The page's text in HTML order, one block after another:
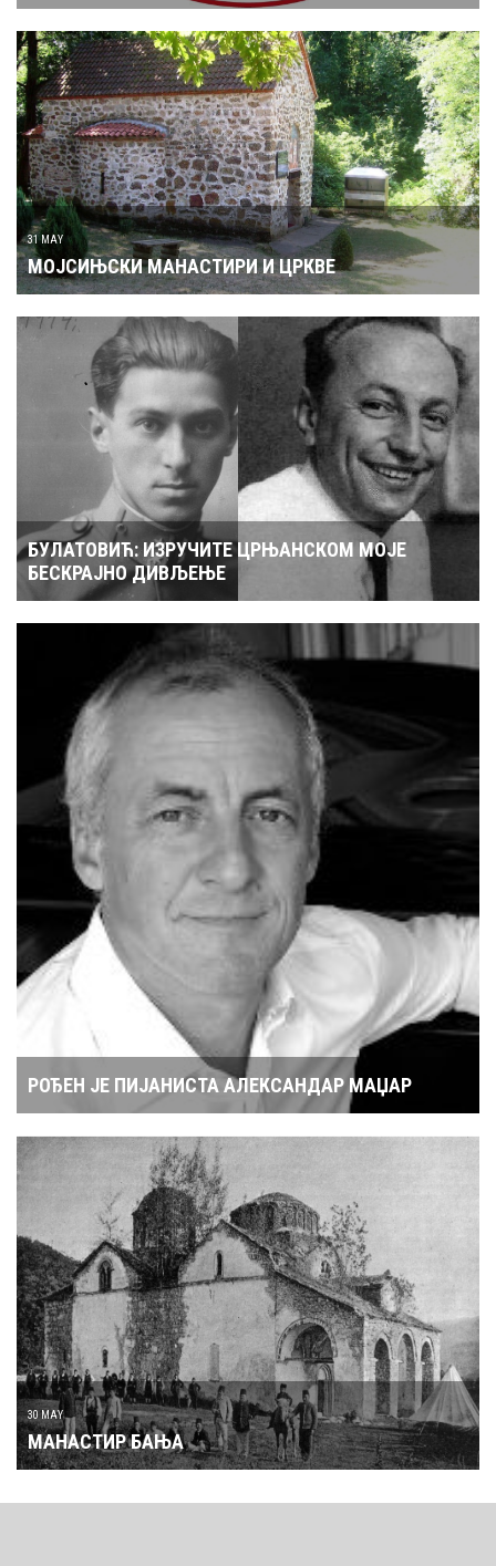
31 MAY
МОЈСИЊСКИ МАНАСТИРИ И ЦРКВЕ
БУЛАТОВИЋ: ИЗРУЧИТЕ ЦРЊАНСКОМ МОЈЕ
БЕСКРАЈНО ДИВЉЕЊЕ
РОЂЕН ЈЕ ПИЈАНИСТА АЛЕКСАНДАР МАЏАР
30 MAY
МАНАСТИР БАЊА